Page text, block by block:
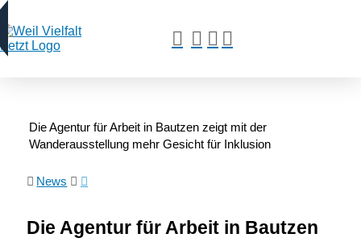
Die Agentur für Arbeit in Bautzen zeigt mit der
Wanderausstellung mehr Gesicht für Inklusion
News
Die Agentur für Arbeit in Bautzen